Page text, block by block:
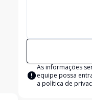
As informações
equipe possa
a política de